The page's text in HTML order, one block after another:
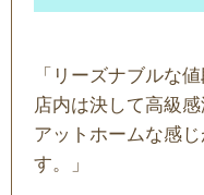
「リーズナブルな
店内は決して高級
アットホームな感
す。」